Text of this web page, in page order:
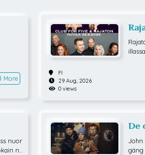
More
een
joka
FI
29 Aug, 2026
0 views
nuor
n
De
John
gäng